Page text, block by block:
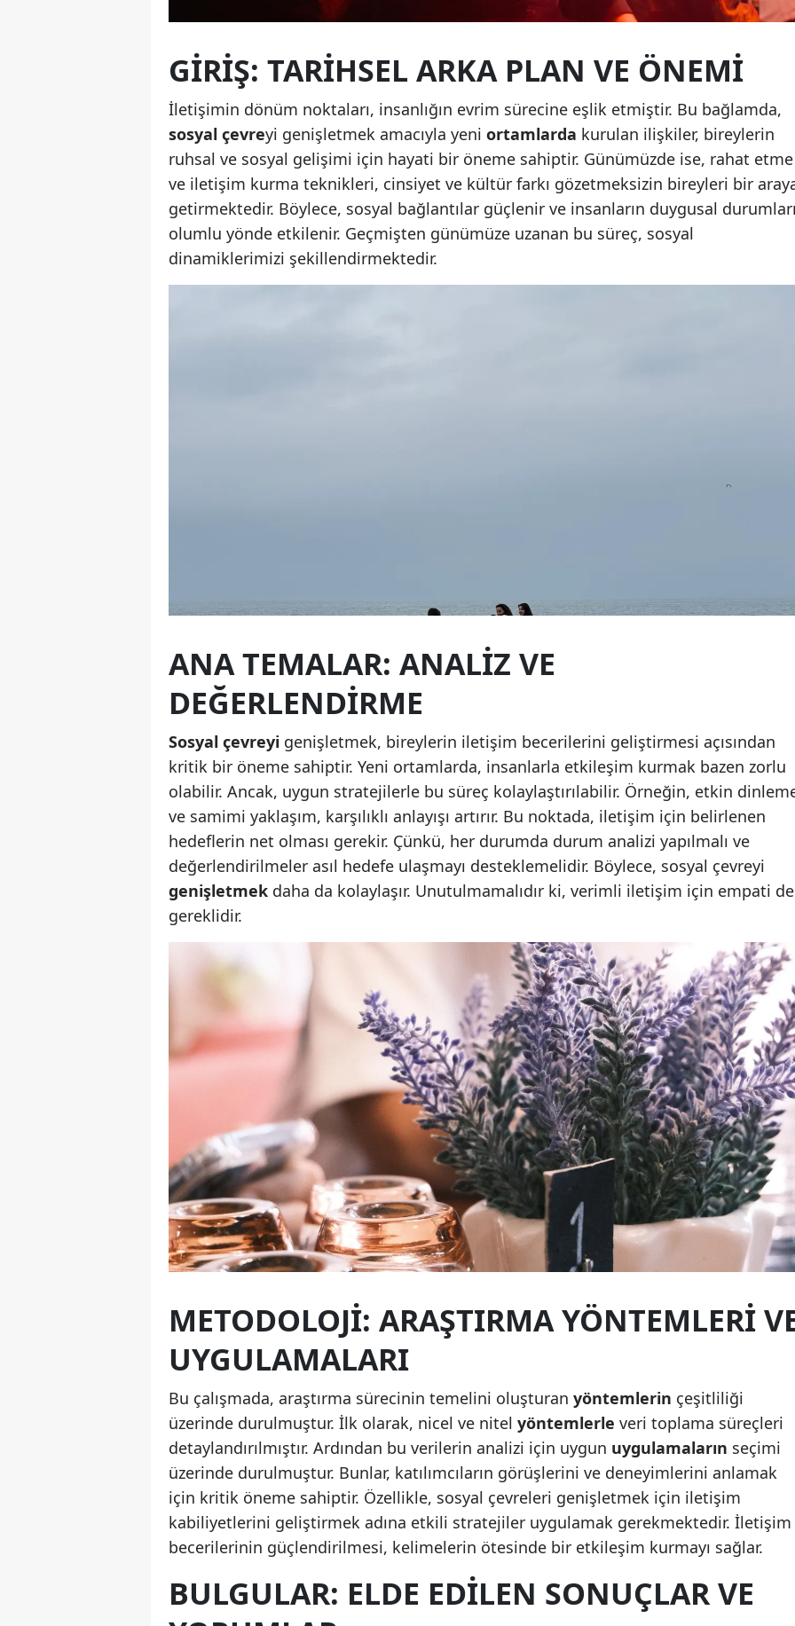
Kütahya
Malatya
Manisa
Kahramanmaraş
Mardin
Muğla
Muş
Nevşehir
Tekirdağ
Uşak
Van
Yozgat
Zonguldak
Bayburt
Karaman
Kırıkkale
Batman
Şırnak
Bartın
Ardahan
Iğdır
Yalova
Karabük
Kilis
Düzce
GIRIŞ: TARIHSEL ARKA PLAN VE ÖNEMI
İletişimin dönüm noktaları, insanlığın evrim sürecine eşlik etmiştir. Bu bağlamda,
sosyal çevreyi genişletmek amacıyla yeni ortamlarda kurulan ilişkiler, bireylerin
ruhsal ve sosyal gelişimi için hayati bir öneme sahiptir. Günümüzde ise, rahat etme
ve iletişim kurma teknikleri, cinsiyet ve kültür farkı gözetmeksizin bireyleri bir
getirmektedir. Böylece, sosyal bağlantılar güçlenir ve insanların duygusal
olumlu yönde etkilenir. Geçmişten günümüze uzanan bu süreç, sosyal
dinamiklerimizi şekillendirmektedir.
ANA TEMALAR: ANALIZ VE
DEĞERLENDIRME
Sosyal çevreyi genişletmek, bireylerin iletişim becerilerini geliştirmesi açısından
kritik bir öneme sahiptir. Yeni ortamlarda, insanlarla etkileşim kurmak bazen zorlu
olabilir. Ancak, uygun stratejilerle bu süreç kolaylaştırılabilir. Örneğin, etkin
ve samimi yaklaşım, karşılıklı anlayışı artırır. Bu noktada, iletişim için belirlenen
hedeflerin net olması gerekir. Çünkü, her durumda durum analizi yapılmalı ve
değerlendirilmeler asıl hedefe ulaşmayı desteklemelidir. Böylece, sosyal çevreyi
genişletmek daha da kolaylaşır. Unutulmamalıdır ki, verimli iletişim için empati de
gereklidir.
METODOLOJI: ARAŞTIRMA YÖNTEMLERI
UYGULAMALARI
Bu çalışmada, araştırma sürecinin temelini oluşturan yöntemlerin çeşitliliği
üzerinde durulmuştur. İlk olarak, nicel ve nitel yöntemlerle veri toplama süreçleri
detaylandırılmıştır. Ardından bu verilerin analizi için uygun uygulamaların seçimi
üzerinde durulmuştur. Bunlar, katılımcıların görüşlerini ve deneyimlerini anlamak
için kritik öneme sahiptir. Özellikle, sosyal çevreleri genişletmek için iletişim
kabiliyetlerini geliştirmek adına etkili stratejiler uygulamak gerekmektedir. İletişim
becerilerinin güçlendirilmesi, kelimelerin ötesinde bir etkileşim kurmayı sağlar.
BULGULAR: ELDE EDILEN SONUÇLAR VE